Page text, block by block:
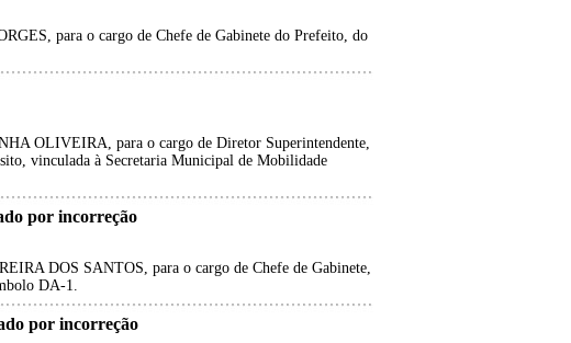
para o cargo de Chefe de Gabinete do Prefeito, do
OLIVEIRA, para o cargo de Diretor Superintendente,
vinculada à Secretaria Municipal de Mobilidade
por incorreção
DOS SANTOS, para o cargo de Chefe de Gabinete,
DA-1.
por incorreção